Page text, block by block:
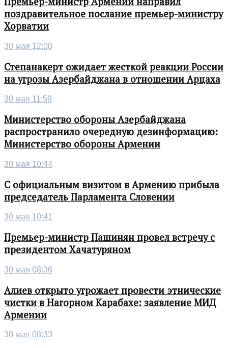
поздравительное послание премьер-министру
Хорватии
30 мая 12:00
Степанакерт ожидает жесткой реакции России
на угрозы Азербайджана в отношении Арцаха
30 мая 11:59
Министерство обороны Азербайджана
распространило очередную дезинформацию:
Министерство обороны Армении
30 мая 10:44
С официальным визитом в Армению прибыла
председатель Парламента Словении
30 мая 10:41
Премьер-министр Пашинян провел встречу с
президентом Хачатуряном
30 мая 08:36
Алиев открыто угрожает провести этнические
чистки в Нагорном Карабахе: заявление МИД
Армении
30 мая 08:33